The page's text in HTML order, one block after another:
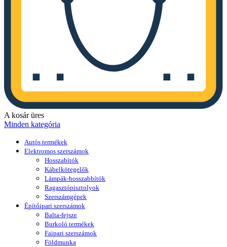
A kosár üres
Minden kategória
Autós termékek
Elektromos szerszámok
Hosszabítók
Kábelkötegelők
Lámpák-hosszabbítók
Ragasztópisztolyok
Szerszámgépek
Építőipari szerszámok
Balta-fejsze
Burkoló termékek
Faipari szerszámok
Földmunka